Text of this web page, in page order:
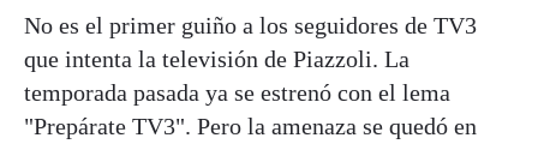
No es el primer guiño a los seguidores de TV3
que intenta la televisión de Piazzoli. La
temporada pasada ya se estrenó con el lema
"Prepárate TV3". Pero la amenaza se quedó en